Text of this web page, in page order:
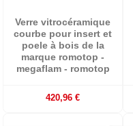
Verre vitrocéramique
courbe pour insert et
poele à bois de la
marque romotop -
megaflam - romotop
420,96 €